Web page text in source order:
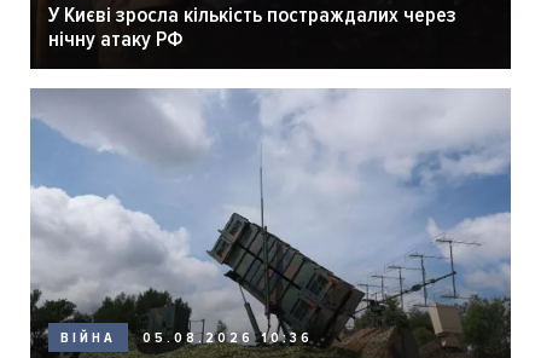
У Києві зросла кількість постраждалих через
нічну атаку РФ
ВІЙНА 05.08.2026 10:36